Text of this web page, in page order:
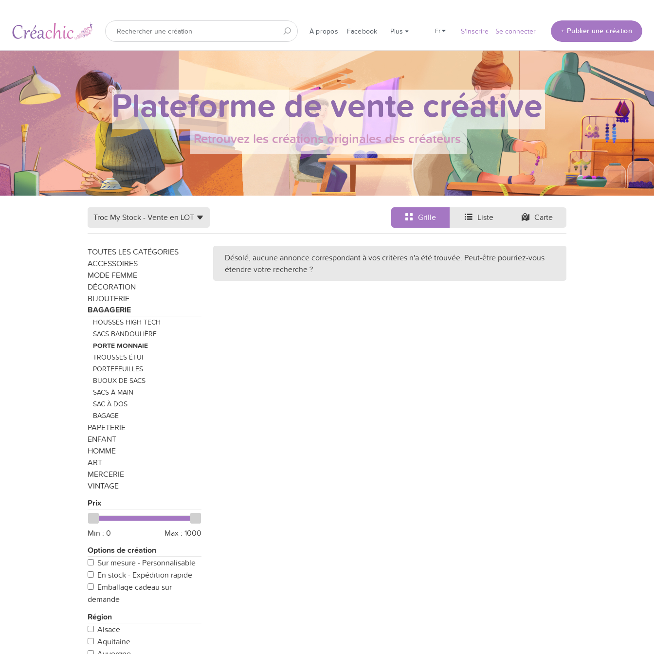
À propos Facebook Plus fr S'inscrire Se connecter + Publier une création
Plateforme de vente créative
Retrouvez les créations originales des créateurs
Grille Liste Carte
Troc My Stock - Vente en LOT
TOUTES LES CATÉGORIES
ACCESSOIRES
MODE FEMME
DÉCORATION
BIJOUTERIE
BAGAGERIE
HOUSSES HIGH TECH
SACS BANDOULIÈRE
PORTE MONNAIE
TROUSSES ÉTUI
PORTEFEUILLES
BIJOUX DE SACS
SACS À MAIN
SAC À DOS
BAGAGE
PAPETERIE
ENFANT
HOMME
ART
MERCERIE
VINTAGE
Prix
Min : 0 Max : 1000
Options de création
Sur mesure - Personnalisable
En stock - Expédition rapide
Emballage cadeau sur
demande
Région
Alsace
Aquitaine
Désolé, aucune annonce correspondant à vos critères n'a été trouvée. Peut-être pourriez-vous
étendre votre recherche ?